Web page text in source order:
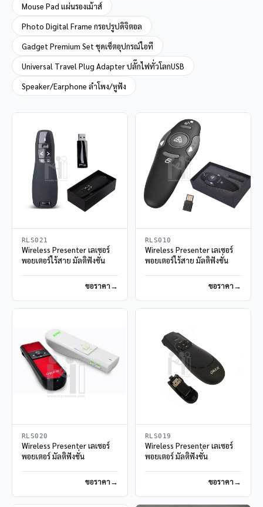
Mouse Pad แผ่นรองเม้าส์
Photo Digital Frame กรอปรูปดิจิตอล
Gadget Premium Set ชุดเซ็ตอุปกรณ์ไอที
Universal Travel Plug Adapter ปลั๊กไฟทั่วโลกUSB
Speaker/Earphone ลำโพง/หูฟัง
RLS021
Wireless Presenter เลเซอร์
พอยเตอร์ไร้สาย มัลติฟังชั่น
ขอราคา
RLS010
Wireless Presenter เลเซอร์
พอยเตอร์ไร้สาย มัลติฟังชั่น
ขอราคา
RLS020
Wireless Presenter เลเซอร์
พอยเตอร์ มัลติฟังชั่น
ขอราคา
RLS019
Wireless Presenter เลเซอร์
พอยเตอร์ มัลติฟังชั่น
ขอราคา